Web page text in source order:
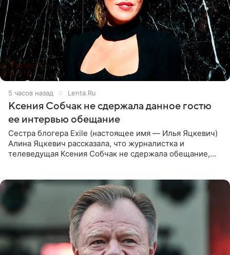
5 часов назад Lenta.Ru
Ксения Собчак не сдержала данное гостю
ее интервью обещание
Сестра блогера Exile (настоящее имя — Илья Яцкевич)
Алина Яцкевич рассказала, что журналистка и
телеведущая Ксения Собчак не сдержала обещание,